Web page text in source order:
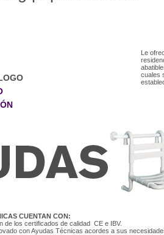
Le
cuales
CUENTAN CON:
de los certificados de calidad CE e IBV.
con Ayudas Técnicas acordes a sus